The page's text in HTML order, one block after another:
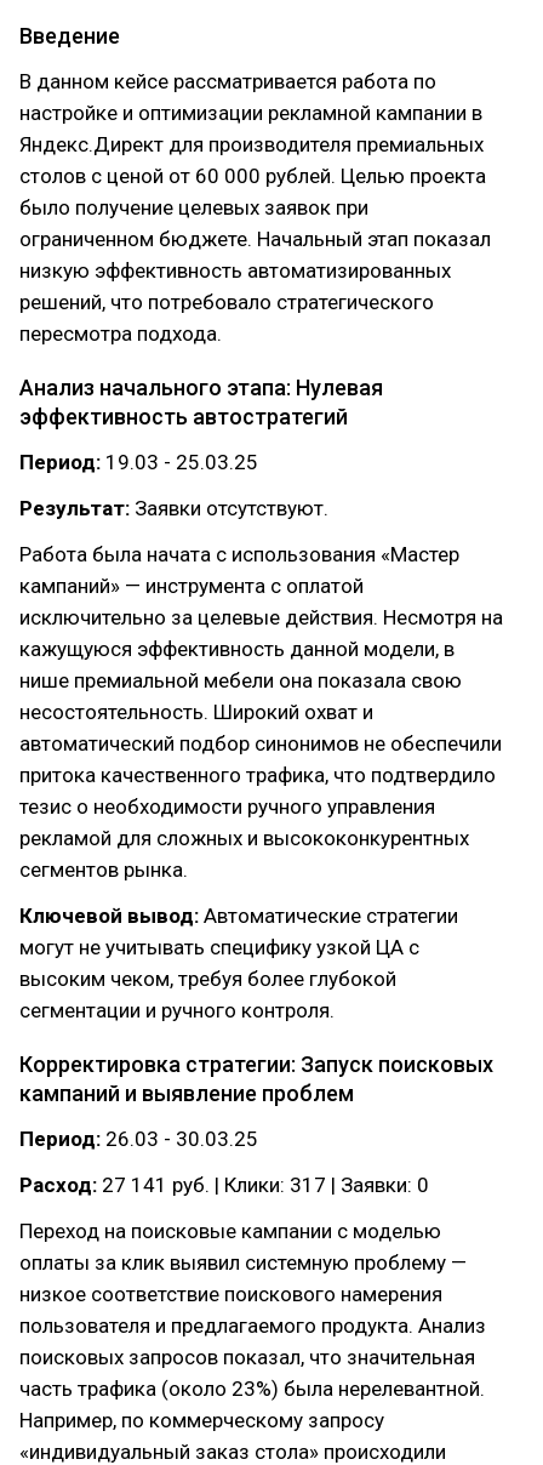
Введение
В данном кейсе рассматривается работа по
настройке и оптимизации рекламной кампании в
Яндекс.Директ для производителя премиальных
столов с ценой от 60 000 рублей. Целью проекта
было получение целевых заявок при
ограниченном бюджете. Начальный этап показал
низкую эффективность автоматизированных
решений, что потребовало стратегического
пересмотра подхода.
Анализ начального этапа: Нулевая
эффективность автостратегий
Период: 19.03 - 25.03.25
Результат: Заявки отсутствуют.
Работа была начата с использования «Мастер
кампаний» — инструмента с оплатой
исключительно за целевые действия. Несмотря на
кажущуюся эффективность данной модели, в
нише премиальной мебели она показала свою
несостоятельность. Широкий охват и
автоматический подбор синонимов не обеспечили
притока качественного трафика, что подтвердило
тезис о необходимости ручного управления
рекламой для сложных и высококонкурентных
сегментов рынка.
Ключевой вывод: Автоматические стратегии
могут не учитывать специфику узкой ЦА с
высоким чеком, требуя более глубокой
сегментации и ручного контроля.
Корректировка стратегии: Запуск поисковых
кампаний и выявление проблем
Период: 26.03 - 30.03.25
Расход: 27 141 руб. | Клики: 317 | Заявки: 0
Переход на поисковые кампании с моделью
оплаты за клик выявил системную проблему —
низкое соответствие поискового намерения
пользователя и предлагаемого продукта. Анализ
поисковых запросов показал, что значительная
часть трафика (около 23%) была нерелевантной.
Например, по коммерческому запросу
«индивидуальный заказ стола» происходили